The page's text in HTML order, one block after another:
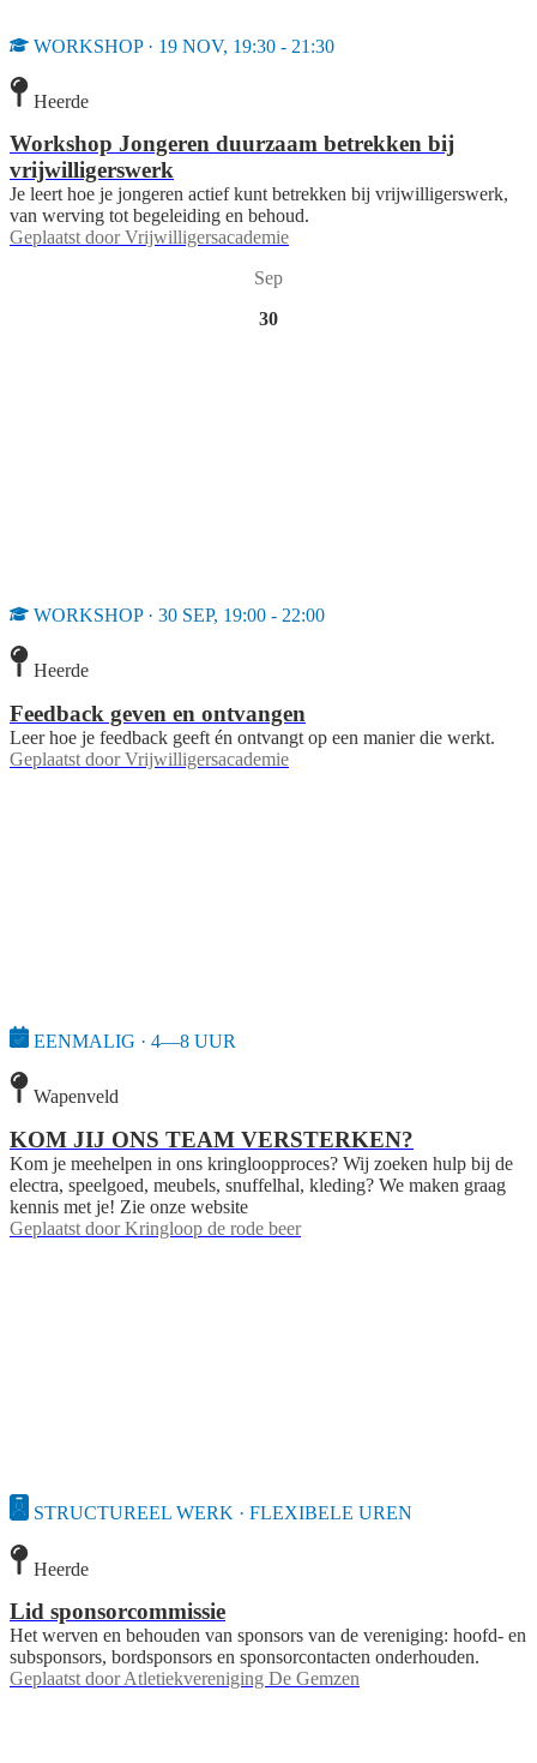
WORKSHOP · 19 NOV, 19:30 - 21:30
Heerde
Workshop Jongeren duurzaam betrekken bij
vrijwilligerswerk
Je leert hoe je jongeren actief kunt betrekken bij vrijwilligerswerk,
van werving tot begeleiding en behoud.
Geplaatst door Vrijwilligersacademie
Sep
30
WORKSHOP · 30 SEP, 19:00 - 22:00
Heerde
Feedback geven en ontvangen
Leer hoe je feedback geeft én ontvangt op een manier die werkt.
Geplaatst door Vrijwilligersacademie
EENMALIG · 4—8 UUR
Wapenveld
KOM JIJ ONS TEAM VERSTERKEN?
Kom je meehelpen in ons kringloopproces? Wij zoeken hulp bij de
electra, speelgoed, meubels, snuffelhal, kleding? We maken graag
kennis met je! Zie onze website
Geplaatst door Kringloop de rode beer
STRUCTUREEL WERK · FLEXIBELE UREN
Heerde
Lid sponsorcommissie
Het werven en behouden van sponsors van de vereniging: hoofd- en
subsponsors, bordsponsors en sponsorcontacten onderhouden.
Geplaatst door Atletiekvereniging De Gemzen